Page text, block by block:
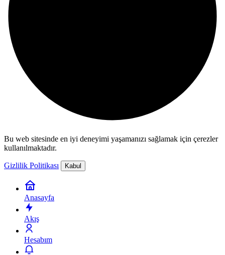
Bu web sitesinde en iyi deneyimi yaşamanızı sağlamak için çerezler
kullanılmaktadır.
Gizlilik Politikası Kabul
Anasayfa
Akış
Hesabım